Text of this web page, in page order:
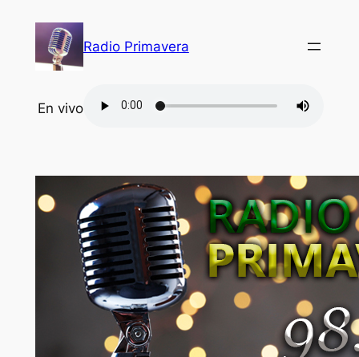
contenido
Radio Primavera
En vivo